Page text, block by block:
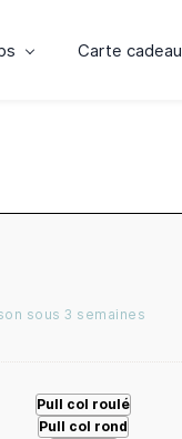
Carte cadeau
sous 3 semaines
Pull col roulé
Pull col rond